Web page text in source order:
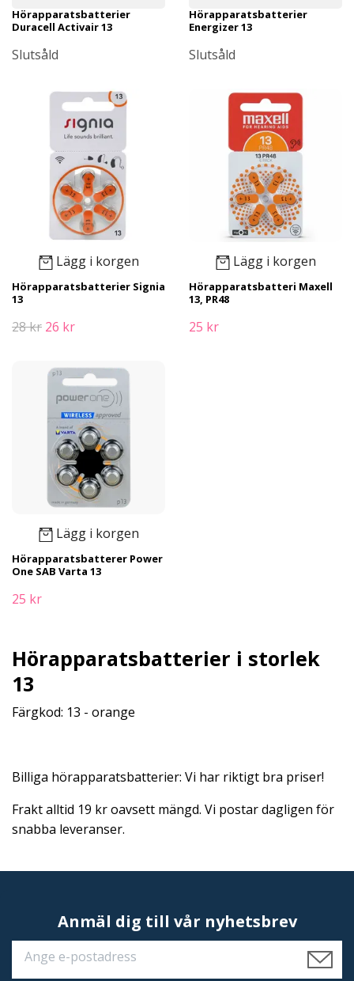
Hörapparatsbatterier
Duracell Activair 13
Slutsåld
Hörapparatsbatterier
Energizer 13
Slutsåld
Lägg i korgen
Hörapparatsbatterier Signia
13
28 kr 26 kr
Lägg i korgen
Hörapparatsbatteri Maxell
13, PR48
25 kr
Lägg i korgen
Hörapparatsbatterer Power
One SAB Varta 13
25 kr
Hörapparatsbatterier i storlek
13
Färgkod: 13 - orange
Billiga hörapparatsbatterier: Vi har riktigt bra priser!
Frakt alltid 19 kr oavsett mängd. Vi postar dagligen för
snabba leveranser.
Anmäl dig till vår nyhetsbrev